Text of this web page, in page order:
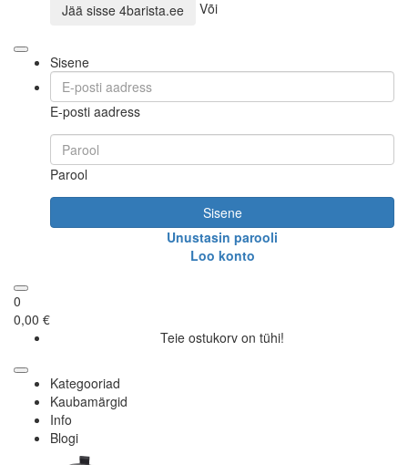
Jää sisse 4barista.ee Või
Sisene
E-posti aadress
Parool
Sisene
Unustasin parooli
Loo konto
0
0,00 €
Teie ostukorv on tühi!
Kategooriad
Kaubamärgid
Info
Blogi